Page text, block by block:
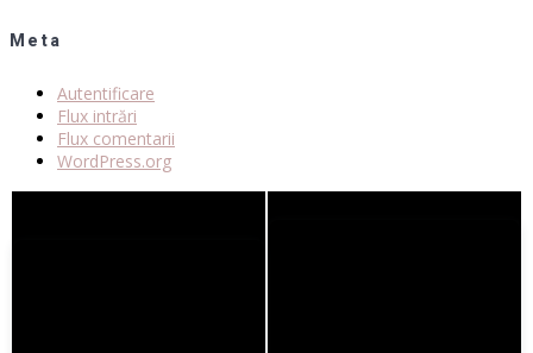
Meta
Autentificare
Flux intrări
Flux comentarii
WordPress.org